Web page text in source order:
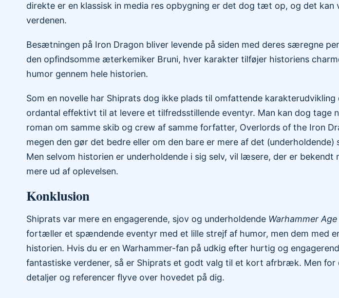
direkte er en klassisk in media res opbygning er det dog tæt op, og det
verdenen.
Besætningen på Iron Dragon bliver levende på siden med deres særegne
den opfindsomme æterkemiker Bruni, hver karakter tilføjer historiens
humor gennem hele historien.
Som en novelle har Shiprats dog ikke plads til omfattende
ordantal effektivt til at levere et tilfredsstillende eventyr. Man kan dog tage
roman om samme skib og crew af samme forfatter, Overlords of the Iron
megen den gør det bedre eller om den bare er mere af det (underholdende)
Men selvom historien er underholdende i sig selv, vil læsere, der er
mere ud af oplevelsen.
Konklusion
Shiprats var mere en engagerende, sjov og underholdende Warhammer
fortæller et spændende eventyr med et lille strejf af humor, men dem med
historien. Hvis du er en Warhammer-fan på udkig efter hurtig og
fantastiske verdener, så er Shiprats et godt valg til et kort afrbræk. Men for
detaljer og referencer flyve over hovedet på dig.